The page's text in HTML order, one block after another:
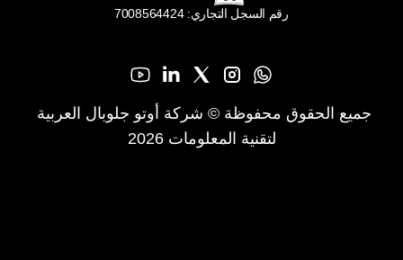
رقم السجل التجاري: 7008564424
لتقنية المعلومات 2026